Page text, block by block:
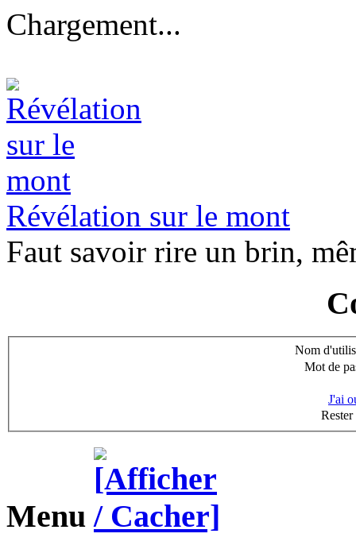
Chargement...
Révélation sur le mont
Faut savoir rire un brin,
Nom
Mot de
J'ai
Menu